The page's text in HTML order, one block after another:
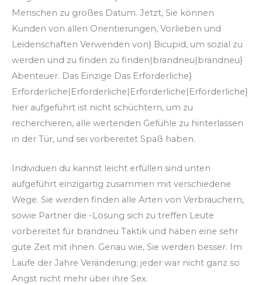
Menschen zu großes Datum. Jetzt, Sie können
Kunden von allen Orientierungen, Vorlieben und
Leidenschaften Verwenden von} Bicupid, um sozial zu
werden und zu finden zu finden|brandneu|brandneu}
Abenteuer. Das Einzige Das Erforderliche}
Erforderliche|Erforderliche|Erforderliche|Erforderliche}
hier aufgeführt ist nicht schüchtern, um zu
recherchieren, alle wertenden Gefühle zu hinterlassen
in der Tür, und sei vorbereitet Spaß haben.
Individuen du kannst leicht erfüllen sind unten
aufgeführt einzigartig zusammen mit verschiedene
Wege. Sie werden finden alle Arten von Verbrauchern,
sowie Partner die -Lösung sich zu treffen Leute
vorbereitet für brandneu Taktik und haben eine sehr
gute Zeit mit ihnen. Genau wie, Sie werden besser. Im
Laufe der Jahre Veränderung; jeder war nicht ganz so
Angst nicht mehr über ihre Sex.